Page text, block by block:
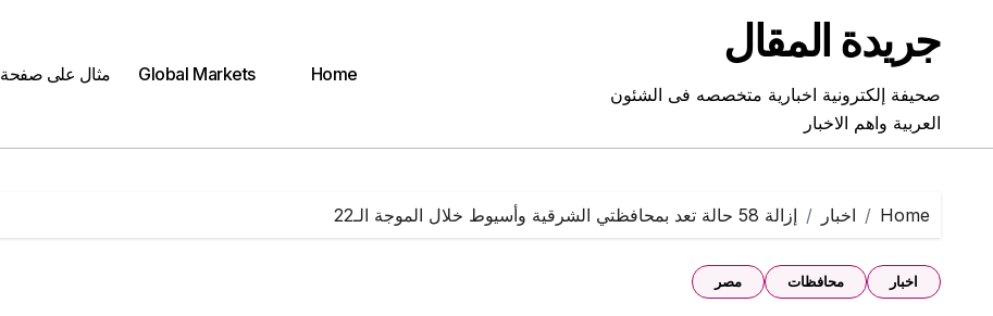
contentجريدة المقال
صحيفة إلكترونية اخبارية متخصصه فى الشئون
العربية واهم الاخبار
Home
Global Markets مثال على صفحة
Home اخبار إزالة 58 حالة تعد بمحافظتي الشرقية وأسيوط خلال الموجة الـ22
اخبار محافظات مصر